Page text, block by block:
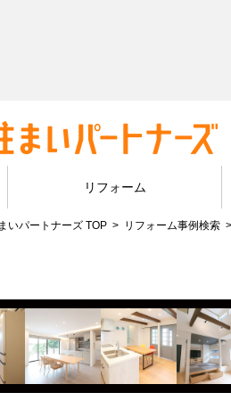
リフォーム
いパートナーズ TOP リフォーム事例検索